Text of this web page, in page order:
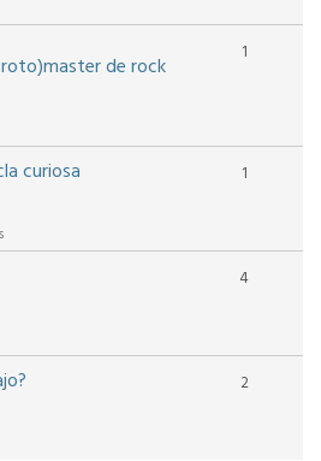
de rock 1
curiosa 1
4
2